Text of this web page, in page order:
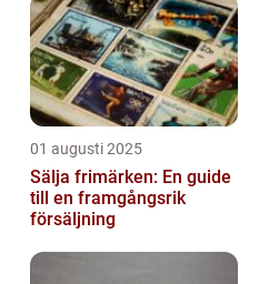
01 augusti 2025
Sälja frimärken: En guide
till en framgångsrik
försäljning